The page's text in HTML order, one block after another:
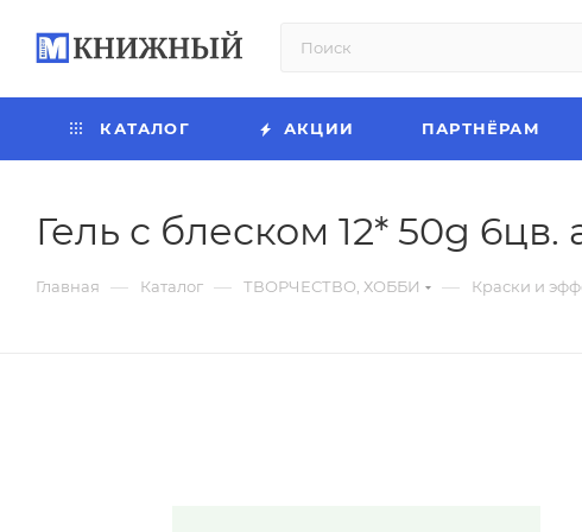
КАТАЛОГ АКЦИИ ПАРТНЁРАМ
Гель с блеском 12* 50g 6цв.
Главная — Каталог — ТВОРЧЕСТВО, ХОББИ — Краски и